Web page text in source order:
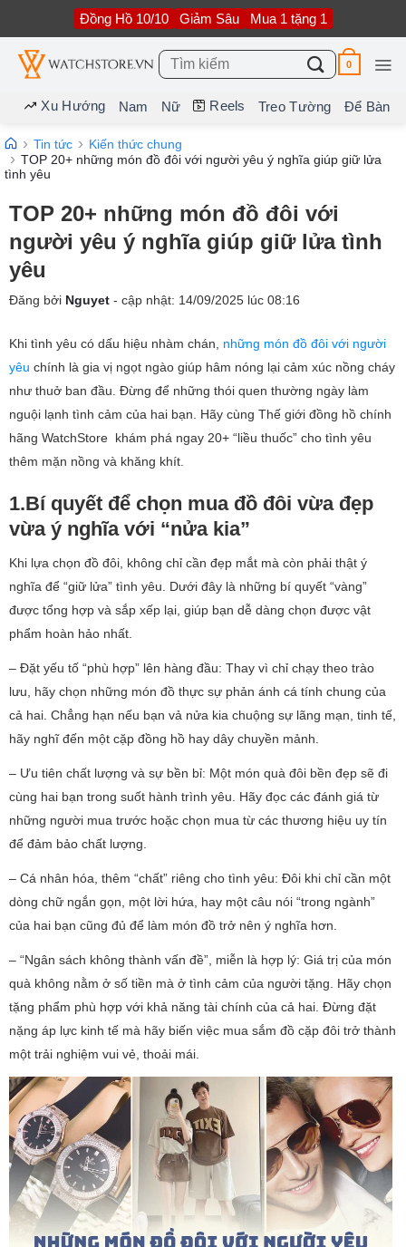
nội
dung
Đồng Hồ 10/10 Giảm Sâu Mua 1 tặng 1
Tìm
kiếm:
0
Xu Hướng Nam Nữ Reels Treo Tường Để Bàn
Tin tức
Kiến thức chung
TOP 20+ những món đồ đôi với người yêu ý nghĩa giúp giữ lửa
tình yêu
TOP 20+ những món đồ đôi với
người yêu ý nghĩa giúp giữ lửa tình
yêu
Đăng bởi Nguyet - cập nhật: 14/09/2025 lúc 08:16
Khi tình yêu có dấu hiệu nhàm chán, những món đồ đôi với người
yêu ​ chính là gia vị ngọt ngào giúp hâm nóng lại cảm xúc nồng cháy
như thuở ban đầu. Đừng để những thói quen thường ngày làm
nguội lạnh tình cảm của hai bạn. Hãy cùng Thế giới đồng hồ chính
hãng WatchStore khám phá ngay 20+ “liều thuốc” cho tình yêu
thêm mặn nồng và khăng khít.
1.Bí quyết để chọn mua đồ đôi vừa đẹp
vừa ý nghĩa với “nửa kia”
Khi lựa chọn đồ đôi, không chỉ cần đẹp mắt mà còn phải thật ý
nghĩa để “giữ lửa” tình yêu. Dưới đây là những bí quyết “vàng”
được tổng hợp và sắp xếp lại, giúp bạn dễ dàng chọn được vật
phẩm hoàn hảo nhất.
– Đặt yếu tố “phù hợp” lên hàng đầu: Thay vì chỉ chạy theo trào
lưu, hãy chọn những món đồ thực sự phản ánh cá tính chung của
cả hai. Chẳng hạn nếu bạn vả nửa kia chuộng sự lãng mạn, tinh tế,
hãy nghĩ đến một cặp đồng hồ hay dây chuyền mảnh.
– Ưu tiên chất lượng và sự bền bỉ: Một món quà đôi bền đẹp sẽ đi
cùng hai bạn trong suốt hành trình yêu. Hãy đọc các đánh giá từ
những người mua trước hoặc chọn mua từ các thương hiệu uy tín
để đảm bảo chất lượng.
– Cá nhân hóa, thêm “chất” riêng cho tình yêu: Đôi khi chỉ cần một
dòng chữ ngắn gọn, một lời hứa, hay một câu nói “trong ngành”
của hai bạn cũng đủ để làm món đồ trở nên ý nghĩa hơn.
– “Ngân sách không thành vấn đề”, miễn là hợp lý: Giá trị của món
quà không nằm ở số tiền mà ở tình cảm của người tặng. Hãy chọn
tặng phẩm phù hợp với khả năng tài chính của cả hai. Đừng đặt
nặng áp lực kinh tế mà hãy biến việc mua sắm đồ cặp đôi trở thành
một trải nghiệm vui vẻ, thoải mái.